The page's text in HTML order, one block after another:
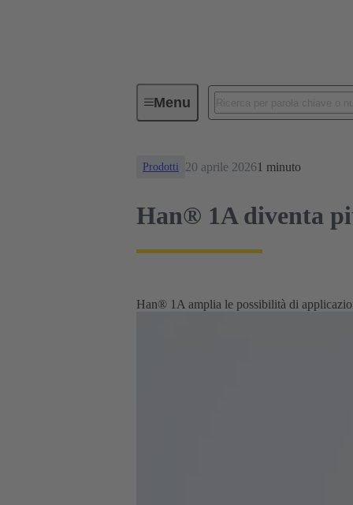
MenuNews
Prodotti 20 aprile 20261 minuto
Han® 1A diventa
Han® 1A amplia le possibilità di